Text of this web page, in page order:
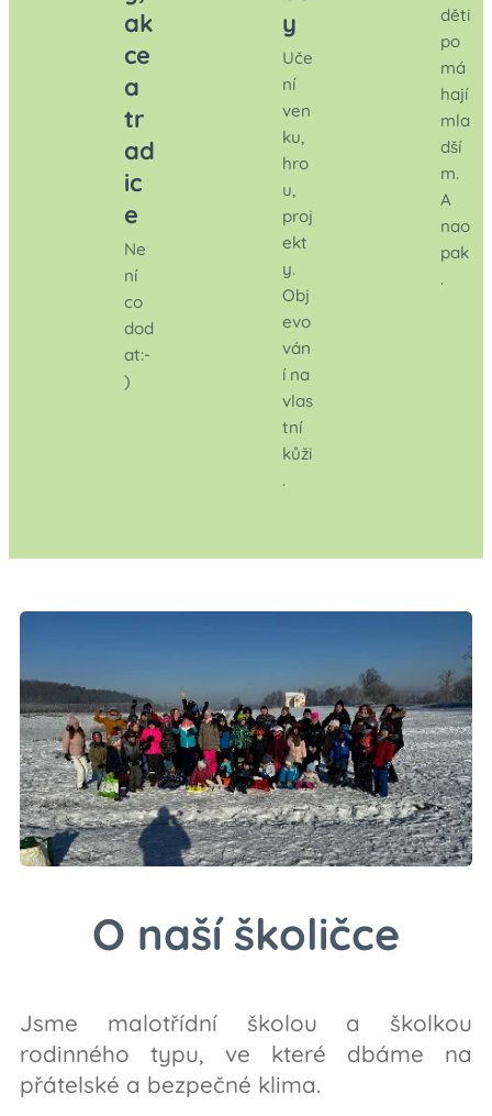
ak
ce
a
tr
ad
ic
e
Ne
ní
co
dod
at:-
)
y
Uče
ní
ven
ku,
hro
u,
proj
ekt
y.
Obj
evo
ván
í na
vlas
tní
kůži
.
děti
po
má
hají
mla
dší
m.
A
nao
pak
.
O naší školičce
Jsme malotřídní školou a školkou
rodinného typu, ve které dbáme na
přátelské a bezpečné klima.